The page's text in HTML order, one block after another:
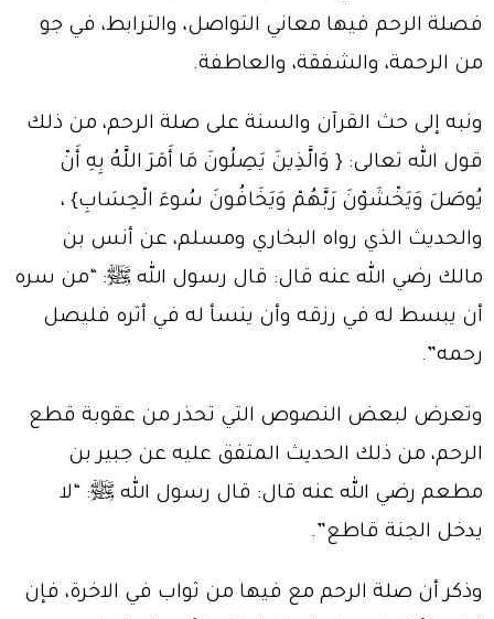
فصلة الرحم فيها معاني التواصل، والترابط، في جو
من الرحمة، والشفقة، والعاطفة.
ونبه إلى حث القرآن والسنة على صلة الرحم، من ذلك
قول الله تعالى: { وَالَّذِينَ يَصِلُونَ مَا أَمَرَ اللَّهُ بِهِ أَنْ
يُوصَلَ وَيَخْشَوْنَ رَبَّهُمْ وَيَخَافُونَ سُوءَ الْحِسَابِ} ،
والحديث الذي رواه البخاري ومسلم، عن أنس بن
مالك رضي الله عنه قال: قال رسول الله ﷺ: “من سره
أن يبسط له في رزقه وأن ينسأ له في أثره فليصل
رحمه”.
وتعرض لبعض النصوص التي تحذر من عقوبة قطع
الرحم، من ذلك الحديث المتفق عليه عن جبير بن
مطعم رضي الله عنه قال: قال رسول الله ﷺ: “لا
يدخل الجنة قاطع”.
وذكر أن صلة الرحم مع فيها من ثواب في الاخرة، فإن